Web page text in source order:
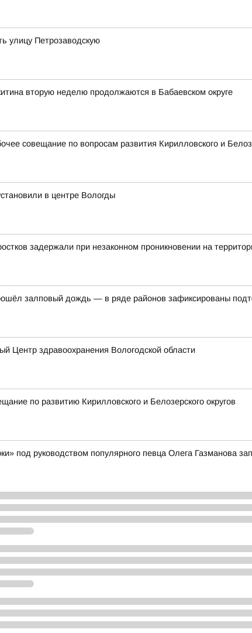
улицу Петрозаводскую
вторую неделю продолжаются в Бабаевском округе
совещание по вопросам развития Кирилловского и
в центре Вологды
задержали при незаконном проникновении на
залповый дождь — в ряде районов зафиксированы
Центр здравоохранения Вологодской области
по развитию Кирилловского и Белозерского округов
под руководством популярного певца Олега Газманова